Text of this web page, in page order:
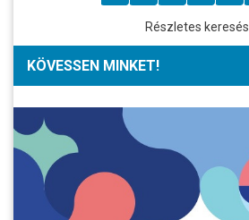
Részletes keresés
KÖVESSEN MINKET!